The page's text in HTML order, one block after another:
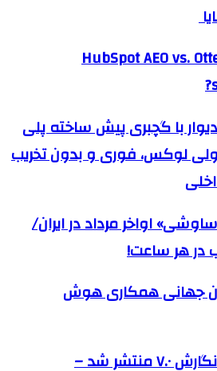
HubSpot AEO vs.
با گچبری پیش ساخته پلی
لوکس، فوری و بدون تخریب
اواخر مرداد در ایران/
جهانی همکاری هوش
وردپرس فارسی نگارش ۷.۰ منتشر شد –